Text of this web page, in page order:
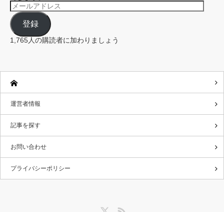
メ
ー
ル
ア
ド
レ
ス
登録
1,765人の購読者に加わりましょう
運営者情報
記事を探す
お問い合わせ
プライバシーポリシー